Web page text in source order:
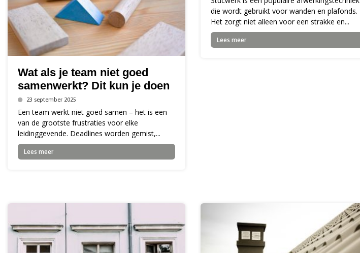
Wat als je team niet goed
samenwerkt? Dit kun je doen
23 september 2025
Een team werkt niet goed samen – het is een
van de grootste frustraties voor elke
leidinggevende. Deadlines worden gemist,...
Lees meer
die wordt gebruikt voor wanden en plafonds.
Het zorgt niet alleen voor een strakke en...
Lees meer